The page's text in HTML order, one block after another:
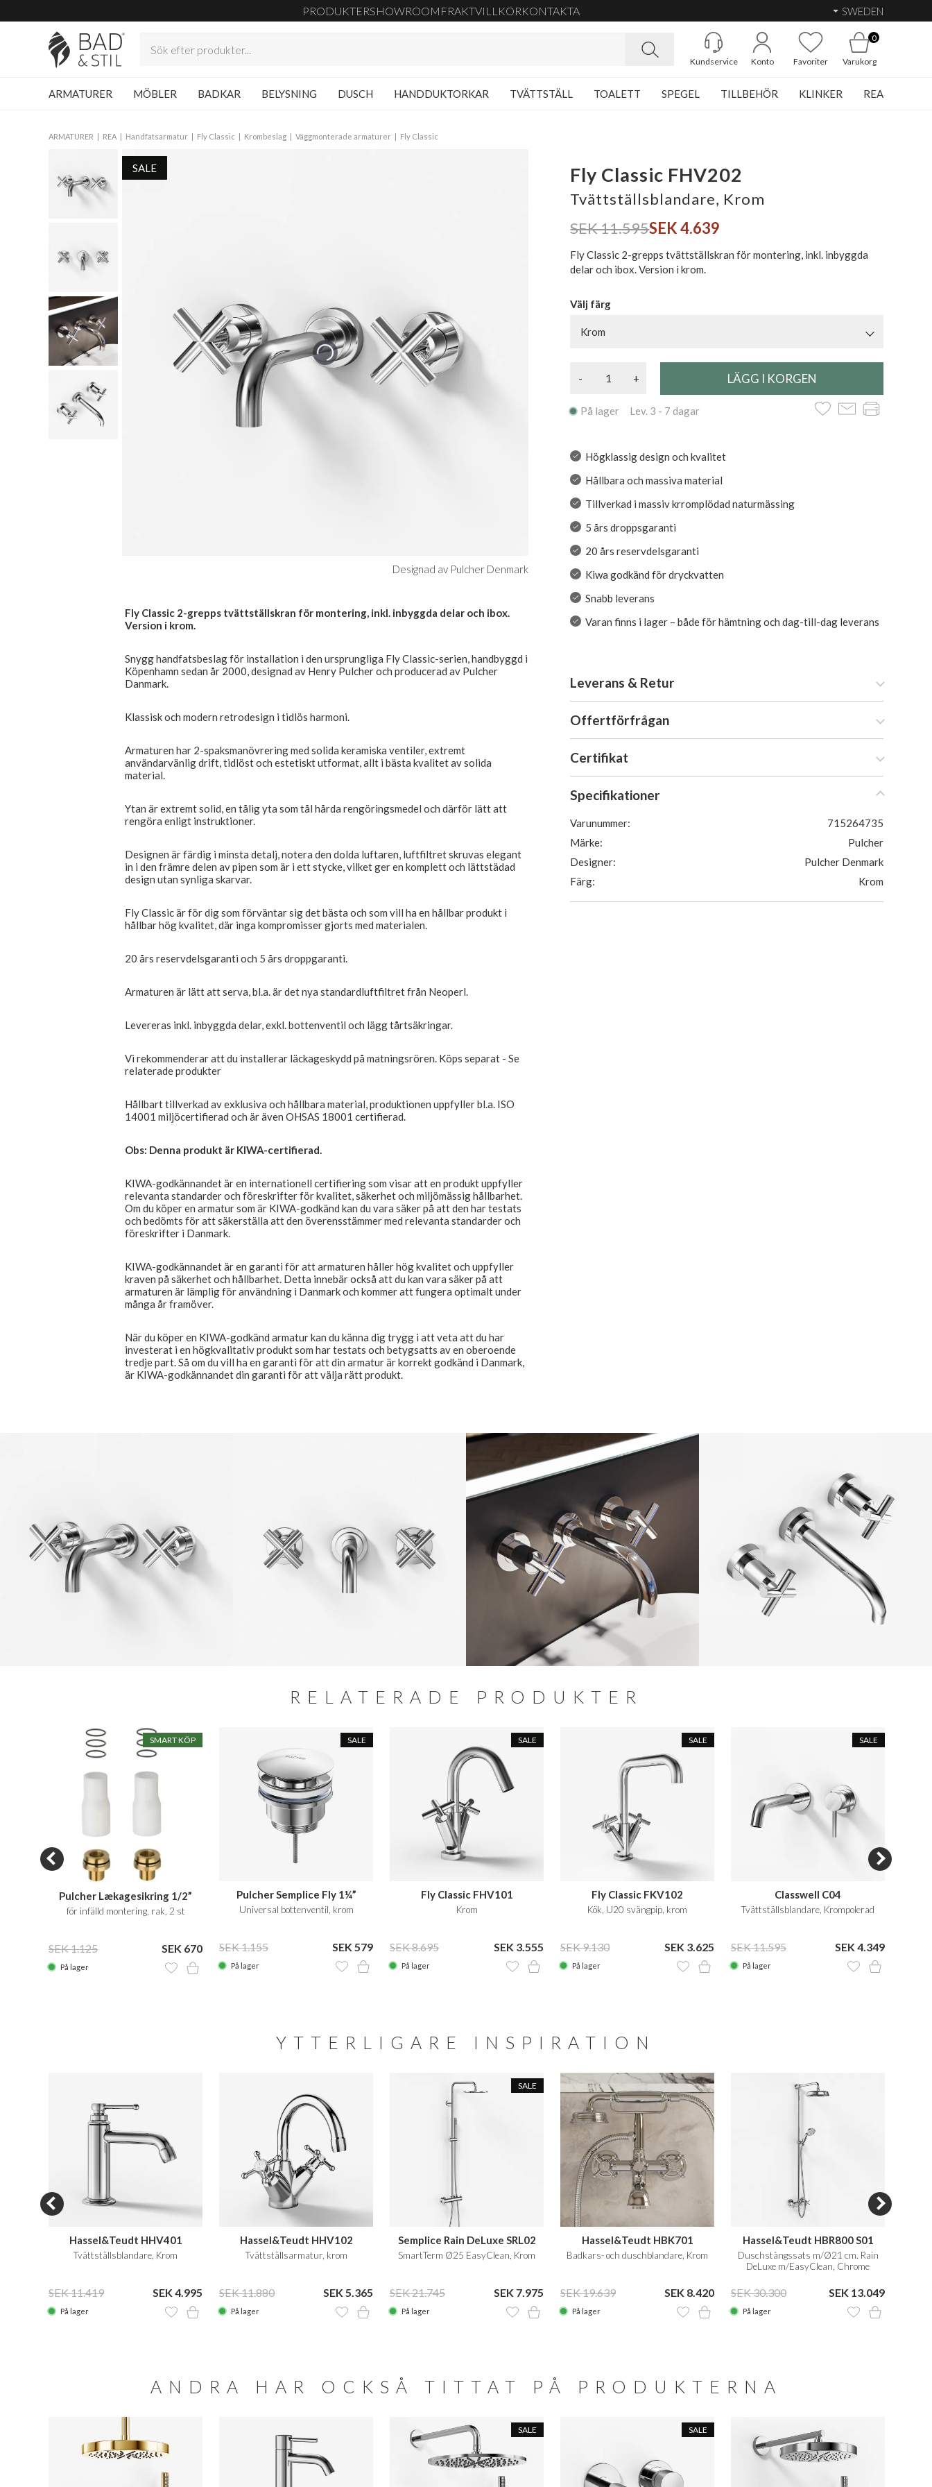
PRODUKTERSHOWROOM FRAKTVILLKORKONTAKTA SWEDEN
Kundservice Konto Favoriter
0
Varukorg
ARMATURER MÖBLER BADKAR BELYSNING DUSCH HANDDUKTORKAR TVÄTTSTÄLL TOALETT SPEGEL TILLBEHÖR KLINKER REA
ARMATURER REA Handfatsarmatur Fly Classic Krombeslag Väggmonterade armaturer Fly Classic
SALE
Designad av Pulcher Denmark
Fly Classic 2-grepps tvättställskran för montering, inkl. inbyggda delar och ibox.
Version i krom.
Snygg handfatsbeslag för installation i den ursprungliga Fly Classic-serien, handbyggd i
Köpenhamn sedan år 2000, designad av Henry Pulcher och producerad av Pulcher
Danmark.
Klassisk och modern retrodesign i tidlös harmoni.
Armaturen har 2-spaksmanövrering med solida keramiska ventiler, extremt
användarvänlig drift, tidlöst och estetiskt utformat, allt i bästa kvalitet av solida
material.
Ytan är extremt solid, en tålig yta som tål hårda rengöringsmedel och därför lätt att
rengöra enligt instruktioner.
Designen är färdig i minsta detalj, notera den dolda luftaren, luftfiltret skruvas elegant
in i den främre delen av pipen som är i ett stycke, vilket ger en komplett och lättstädad
design utan synliga skarvar.
Fly Classic är för dig som förväntar sig det bästa och som vill ha en hållbar produkt i
hållbar hög kvalitet, där inga kompromisser gjorts med materialen.
20 års reservdelsgaranti och 5 års droppgaranti.
Armaturen är lätt att serva, bl.a. är det nya standardluftfiltret från Neoperl.
Levereras inkl. inbyggda delar, exkl. bottenventil och lägg tårtsäkringar.
Vi rekommenderar att du installerar läckageskydd på matningsrören. Köps separat - Se
relaterade produkter
Hållbart tillverkad av exklusiva och hållbara material, produktionen uppfyller bl.a. ISO
14001 miljöcertifierad och är även OHSAS 18001 certifierad.
Obs: Denna produkt är KIWA-certifierad.
KIWA-godkännandet är en internationell certifiering som visar att en produkt uppfyller
relevanta standarder och föreskrifter för kvalitet, säkerhet och miljömässig hållbarhet.
Om du köper en armatur som är KIWA-godkänd kan du vara säker på att den har testats
och bedömts för att säkerställa att den överensstämmer med relevanta standarder och
föreskrifter i Danmark.
KIWA-godkännandet är en garanti för att armaturen håller hög kvalitet och uppfyller
kraven på säkerhet och hållbarhet. Detta innebär också att du kan vara säker på att
armaturen är lämplig för användning i Danmark och kommer att fungera optimalt under
många år framöver.
När du köper en KIWA-godkänd armatur kan du känna dig trygg i att veta att du har
investerat i en högkvalitativ produkt som har testats och betygsatts av en oberoende
tredje part. Så om du vill ha en garanti för att din armatur är korrekt godkänd i Danmark,
är KIWA-godkännandet din garanti för att välja rätt produkt.
Fly Classic FHV202
Tvättställsblandare, Krom
SEK 11.595SEK 4.639
Fly Classic 2-grepps tvättställskran för montering, inkl. inbyggda
delar och ibox. Version i krom.
Välj färg
Krom
- +
På lager Lev. 3 - 7 dagar
Högklassig design och kvalitet
Hållbara och massiva material
Tillverkad i massiv krromplödad naturmässing
5 års droppsgaranti
20 års reservdelsgaranti
Kiwa godkänd för dryckvatten
Snabb leverans
Varan finns i lager – både för hämtning och dag-till-dag leverans
Leverans & Retur
Offertförfrågan
Certifikat
Specifikationer
Varunummer:
715264735
Märke:
Pulcher
Designer:
Pulcher Denmark
Färg:
Krom
RELATERADE PRODUKTER
SMART KÖP
Pulcher Lækagesikring 1/2”
för infälld montering, rak, 2 st
SEK 1.125 SEK 670
På lager
SALE
Pulcher Semplice Fly 1¼”
Universal bottenventil, krom
SEK 1.155 SEK 579
På lager
SALE
Fly Classic FHV101
Krom
SEK 8.695 SEK 3.555
På lager
SALE
Fly Classic FKV102
Kök, U20 svängpip, krom
SEK 9.130 SEK 3.625
På lager
SALE
Classwell C04
Tvättställsblandare, Krompolerad
SEK 11.595 SEK 4.349
På lager
YTTERLIGARE INSPIRATION
Hassel&Teudt HHV401
Tvättställsblandare, Krom
SEK 11.419 SEK 4.995
På lager
Hassel&Teudt HHV102
Tvättställsarmatur, krom
SEK 11.880 SEK 5.365
På lager
SALE
Semplice Rain DeLuxe SRL02
SmartTerm Ø25 EasyClean, Krom
SEK 21.745 SEK 7.975
På lager
Hassel&Teudt HBK701
Badkars- och duschblandare, Krom
SEK 19.639 SEK 8.420
På lager
Hassel&Teudt HBR800 S01
Duschstångssats m/Ø21 cm. Rain
DeLuxe m/EasyClean, Chrome
SEK 30.300 SEK 13.049
På lager
ANDRA HAR OCKSÅ TITTAT PÅ PRODUKTERNA
SALE SALE